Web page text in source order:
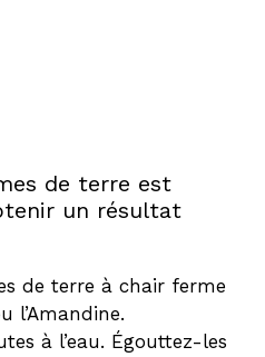
de terre est
un résultat
de terre à chair ferme
l’Amandine.
à l’eau. Égouttez-les